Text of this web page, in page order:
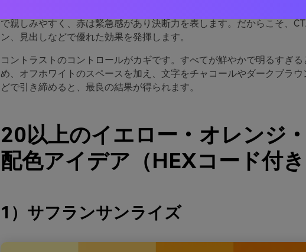
で親しみやすく、赤は緊急感があり決断力を表します。だからこそ、
ン、見出しなどで優れた効果を発揮します。
コントラストのコントロールがカギです。すべてが鮮やかで明るすぎ
め、オフホワイトのスペースを加え、文字をチャコールやダークブラ
どで引き締めると、最良の結果が得られます。
20以上のイエロー・オレンジ
配色アイデア（HEXコード付き
1）サフランサンライズ